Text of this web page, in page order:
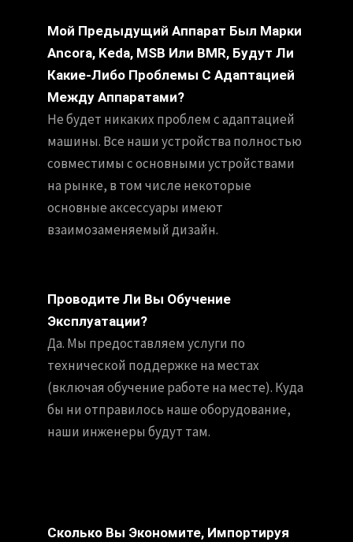
Мой Предыдущий Аппарат Был Марки
Ancora, Keda, MSB Или BMR, Будут Ли
Какие-Либо Проблемы С Адаптацией
Между Аппаратами?
Не будет никаких проблем с адаптацией
машины. Все наши устройства полностью
совместимы с основными устройствами
на рынке, в том числе некоторые
основные аксессуары имеют
взаимозаменяемый дизайн.
Проводите Ли Вы Обучение
Эксплуатации?
Да. Мы предоставляем услуги по
технической поддержке на местах
(включая обучение работе на месте). Куда
бы ни отправилось наше оборудование,
наши инженеры будут там.
Сколько Вы Экономите, Импортируя